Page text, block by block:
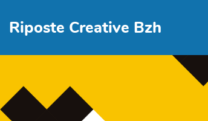
Riposte Creative Bzh